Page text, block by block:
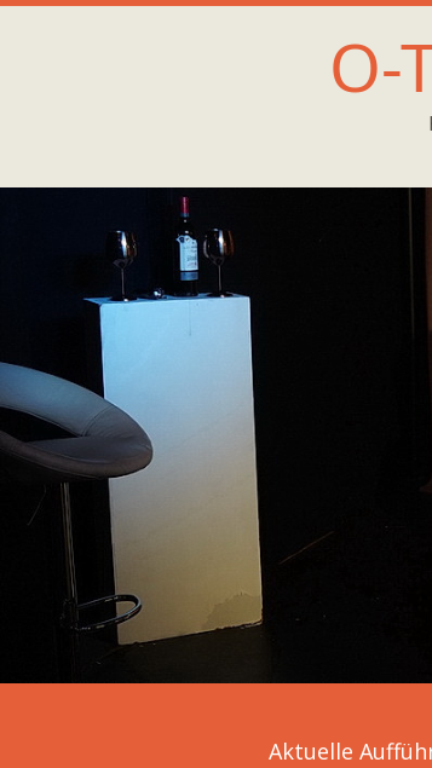
O-
Aktuelle